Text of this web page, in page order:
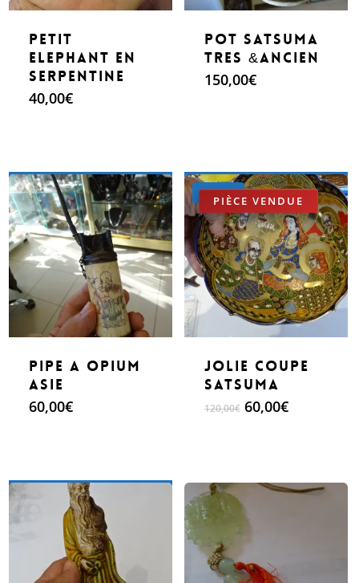
petit
elephant en
serpentine
40,00€
Make An Offer
Pot Satsuma
tres &ancien
150,00€
Make An Offer
pipe a opium
Asie
60,00€
Make An Offer
Promo !
Jolie coupe
Satsuma
120,00€ Le
60,00€Le